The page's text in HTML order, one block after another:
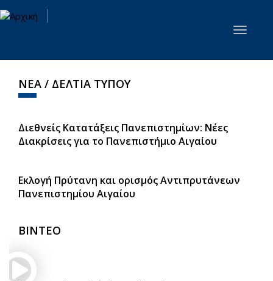
Παράκαμψη προς το κυρίως περιεχόμενο
Toggle
ΝΕΑ / ΔΕΛΤΙΑ ΤΥΠΟΥ
Διεθνείς Κατατάξεις Πανεπιστημίων: Νέες
Διακρίσεις για το Πανεπιστήμιο Αιγαίου
Εκλογή Πρύτανη και ορισμός Αντιπρυτάνεων
Πανεπιστημίου Αιγαίου
ΒΙΝΤΕΟ